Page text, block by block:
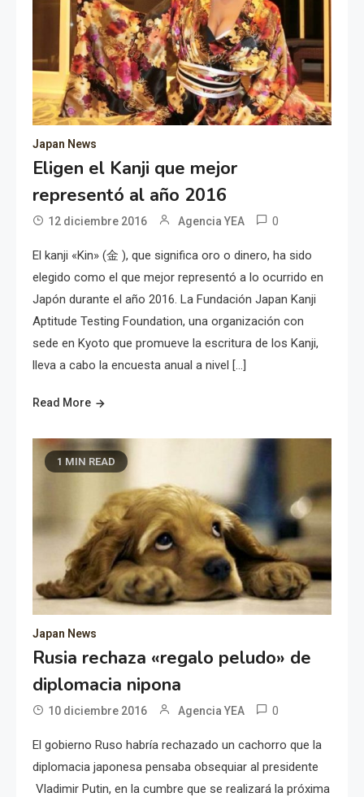
Japan News
Eligen el Kanji que mejor
representó al año 2016
12 diciembre 2016 Agencia YEA 0
El kanji «Kin» (金 ), que significa oro o dinero, ha sido
elegido como el que mejor representó a lo ocurrido en
Japón durante el año 2016. La Fundación Japan Kanji
Aptitude Testing Foundation, una organización con
sede en Kyoto que promueve la escritura de los Kanji,
lleva a cabo la encuesta anual a nivel […]
Read More
1 MIN READ
Japan News
Rusia rechaza «regalo peludo» de
diplomacia nipona
10 diciembre 2016 Agencia YEA 0
El gobierno Ruso habría rechazado un cachorro que la
diplomacia japonesa pensaba obsequiar al presidente
Vladimir Putin, en la cumbre que se realizará la próxima